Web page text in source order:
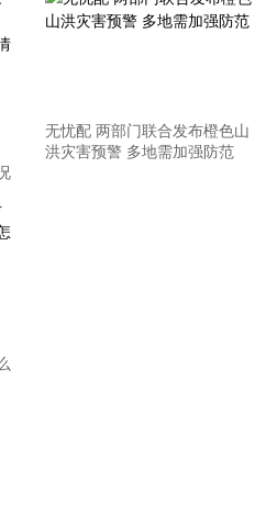
无忧配 两部门联合发布橙色山
洪灾害预警 多地需加强防范